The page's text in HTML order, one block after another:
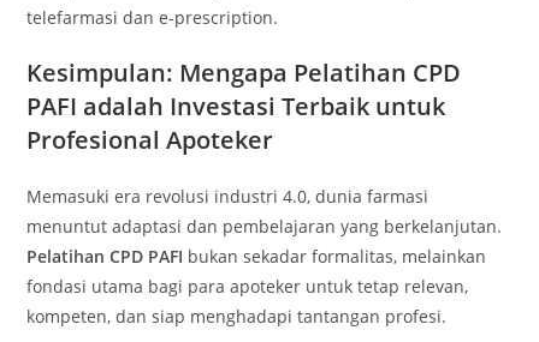
telefarmasi dan e-prescription.
Kesimpulan: Mengapa Pelatihan CPD
PAFI adalah Investasi Terbaik untuk
Profesional Apoteker
Memasuki era revolusi industri 4.0, dunia farmasi
menuntut adaptasi dan pembelajaran yang berkelanjutan.
Pelatihan CPD PAFI bukan sekadar formalitas, melainkan
fondasi utama bagi para apoteker untuk tetap relevan,
kompeten, dan siap menghadapi tantangan profesi.